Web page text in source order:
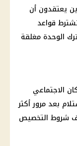
يعتقدون أن
قواعد
الوحدة مغلقة
الاجتماعي
بعد مرور أكثر
شروط التخصيص